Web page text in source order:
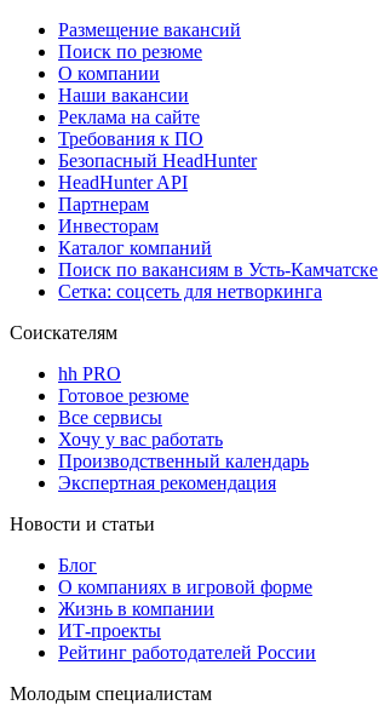
Размещение вакансий
Поиск по резюме
О компании
Наши вакансии
Реклама на сайте
Требования к ПО
Безопасный HeadHunter
HeadHunter API
Партнерам
Инвесторам
Каталог компаний
Поиск по вакансиям в Усть-Камчатске
Сетка: соцсеть для нетворкинга
Соискателям
hh PRO
Готовое резюме
Все сервисы
Хочу у вас работать
Производственный календарь
Экспертная рекомендация
Новости и статьи
Блог
О компаниях в игровой форме
Жизнь в компании
ИТ-проекты
Рейтинг работодателей России
Молодым специалистам